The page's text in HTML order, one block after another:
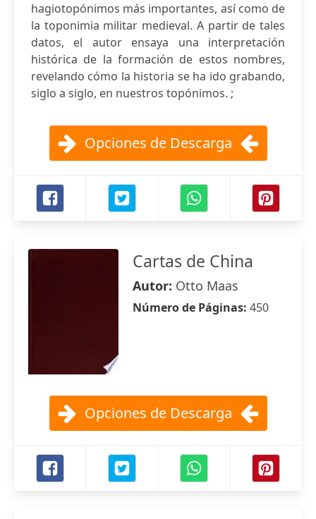
hagiotopónimos más importantes, así como de
la toponimia militar medieval. A partir de tales
datos, el autor ensaya una interpretación
histórica de la formación de estos nombres,
revelando cómo la historia se ha ido grabando,
siglo a siglo, en nuestros topónimos. ;
Opciones de Descarga
Cartas de China
Autor: Otto Maas
Número de Páginas: 450
Opciones de Descarga